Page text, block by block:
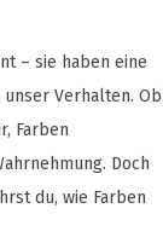
– sie haben eine
Verhalten. Ob
Farben
Doch
du, wie Farben